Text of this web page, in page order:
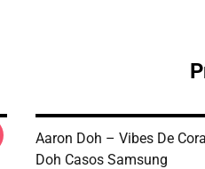
Aaron Doh – Vibes De
Doh Casos Samsung